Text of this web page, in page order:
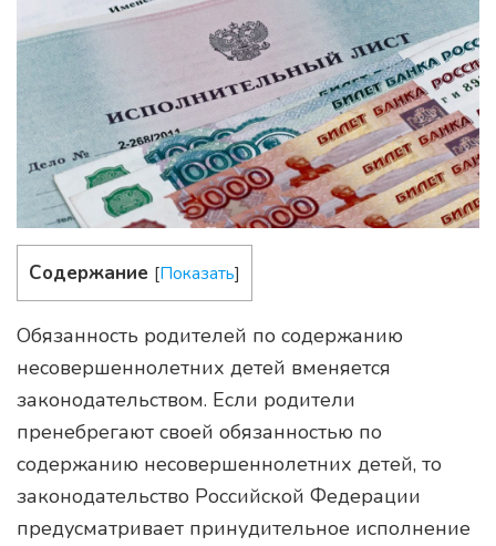
Содержание [Показать]
Обязанность родителей по содержанию
несовершеннолетних детей вменяется
законодательством. Если родители
пренебрегают своей обязанностью по
содержанию несовершеннолетних детей, то
законодательство Российской Федерации
предусматривает принудительное исполнение